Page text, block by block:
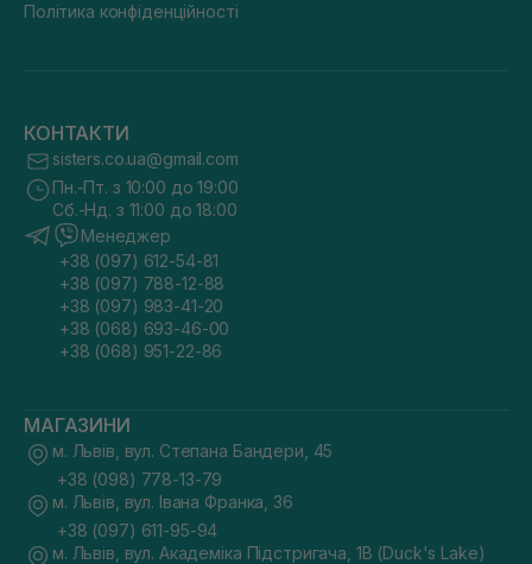
Політика конфіденційності
КОНТАКТИ
sisters.co.ua@gmail.com
Пн.-Пт. з 10:00 до 19:00
Сб.-Нд. з 11:00 до 18:00
Менеджер
+38 (097) 612-54-81
+38 (097) 788-12-88
+38 (097) 983-41-20
+38 (068) 693-46-00
+38 (068) 951-22-86
МАГАЗИНИ
м. Львів, вул. Степана Бандери, 45
+38 (098) 778-13-79
м. Львів, вул. Івана Франка, 36
+38 (097) 611-95-94
м. Львів, вул. Академіка Підстригача, 1В (Duck's Lake)